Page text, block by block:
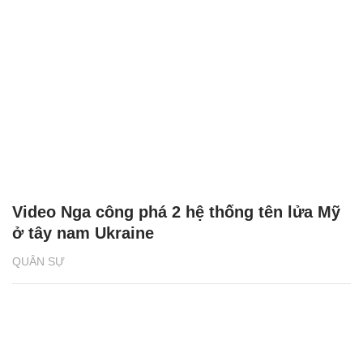
QUÂN SỰ
Video Nga công phá 2 hệ thống tên lửa Mỹ
ở tây nam Ukraine